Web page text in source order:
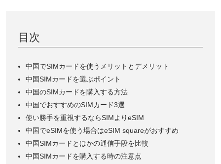
目次
中国でSIMカードを使うメリットとデメリット
中国SIMカードを選ぶポイント
中国のSIMカードを購入する方法
中国でおすすめのSIMカード3選
使い勝手を重視するならSIMよりeSIM
中国でeSIMを使う場合はeSIM squareがおすすめ
中国SIMカードとほかの通信手段を比較
中国SIMカードを購入する時の注意点